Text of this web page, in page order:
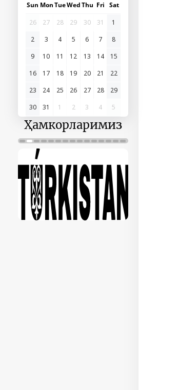
Sun MonTueWedThu Fri Sat
26
27 28 29 30 31
1
2
3 4 5 6 7
8
9
10 11 12 13 14
15
16
17 18 19 20 21
22
23
24 25 26 27 28
29
30
31 1 2 3 4 5
Ҳамкорларимиз